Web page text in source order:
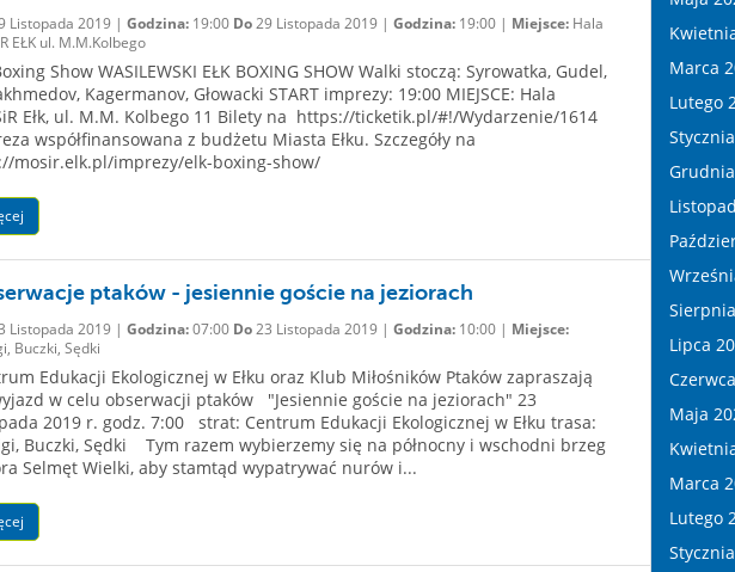
Listopada 2019 | Godzina:19:00 Do29 Listopada 2019 | Godzina:19:00 | Miejsce:Hala
EŁK ul. M.M.Kolbego
Show WASILEWSKI EŁK BOXING SHOW Walki stoczą: Syrowatka, Gudel,
Kagermanov, Głowacki START imprezy: 19:00 MIEJSCE: Hala
Ełk, ul. M.M. Kolbego 11 Bilety na https://ticketik.pl/#!/Wydarzenie/1614
współfinansowana z budżetu Miasta Ełku. Szczegóły na
mosir.elk.pl/imprezy/elk-boxing-show/
ptaków - jesiennie goście na jeziorach
Listopada 2019 | Godzina:07:00 Do23 Listopada 2019 | Godzina:10:00 | Miejsce:
Buczki, Sędki
Edukacji Ekologicznej w Ełku oraz Klub Miłośników Ptaków zapraszają
w celu obserwacji ptaków "Jesiennie goście na jeziorach" 23
2019 r. godz. 7:00 strat: Centrum Edukacji Ekologicznej w Ełku trasa:
Buczki, Sędki Tym razem wybierzemy się na północny i wschodni brzeg
Selmęt Wielki, aby stamtąd wypatrywać nurów i...
Marca
Lutego
Lipca
Maja
Marca
Lutego